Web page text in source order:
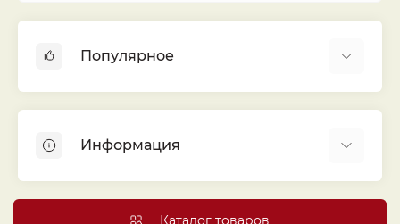
Популярное
Монеты
Банкноты
Листы для монет
Информация
Каталог товаров